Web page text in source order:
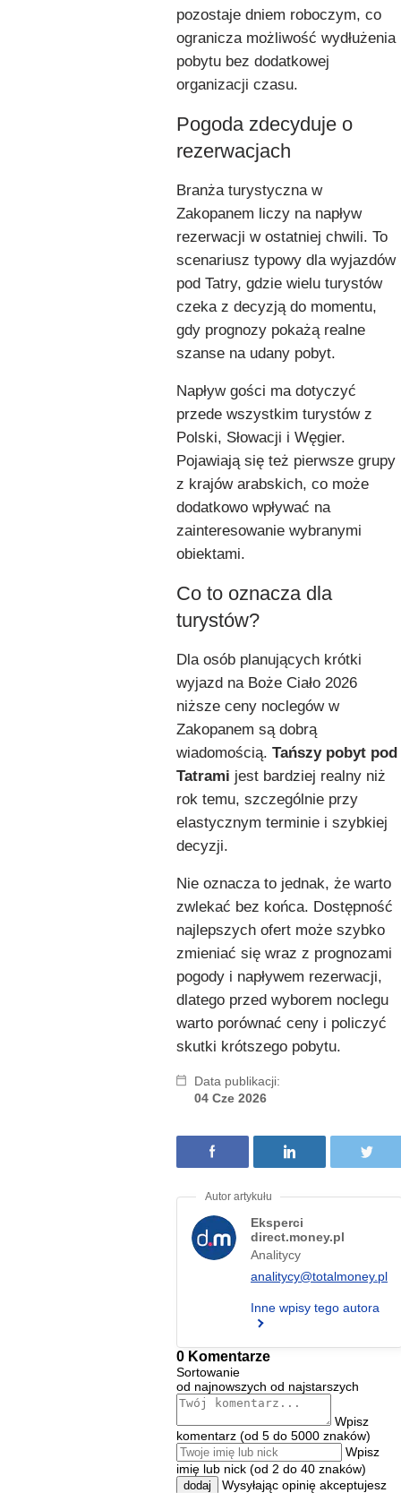
pozostaje dniem roboczym, co
ogranicza możliwość wydłużenia
pobytu bez dodatkowej
organizacji czasu.
Pogoda zdecyduje o
rezerwacjach
Branża turystyczna w
Zakopanem liczy na napływ
rezerwacji w ostatniej chwili. To
scenariusz typowy dla wyjazdów
pod Tatry, gdzie wielu turystów
czeka z decyzją do momentu,
gdy prognozy pokażą realne
szanse na udany pobyt.
Napływ gości ma dotyczyć
przede wszystkim turystów z
Polski, Słowacji i Węgier.
Pojawiają się też pierwsze grupy
z krajów arabskich, co może
dodatkowo wpływać na
zainteresowanie wybranymi
obiektami.
Co to oznacza dla
turystów?
Dla osób planujących krótki
wyjazd na Boże Ciało 2026
niższe ceny noclegów w
Zakopanem są dobrą
wiadomością. Tańszy pobyt pod
Tatrami jest bardziej realny niż
rok temu, szczególnie przy
elastycznym terminie i szybkiej
decyzji.
Nie oznacza to jednak, że warto
zwlekać bez końca. Dostępność
najlepszych ofert może szybko
zmieniać się wraz z prognozami
pogody i napływem rezerwacji,
dlatego przed wyborem noclegu
warto porównać ceny i policzyć
skutki krótszego pobytu.
Data publikacji:
04 Cze 2026
Eksperci
direct.money.pl
Analitycy
analitycy@totalmoney.pl
Inne wpisy tego autora
0 Komentarze
Sortowanie
od najnowszych od najstarszych
Wpisz
komentarz (od 5 do 5000 znaków)
Wpisz
imię lub nick (od 2 do 40 znaków)
dodaj
Wysyłając opinię akceptujesz